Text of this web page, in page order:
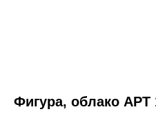
Фигура, облако АРТ